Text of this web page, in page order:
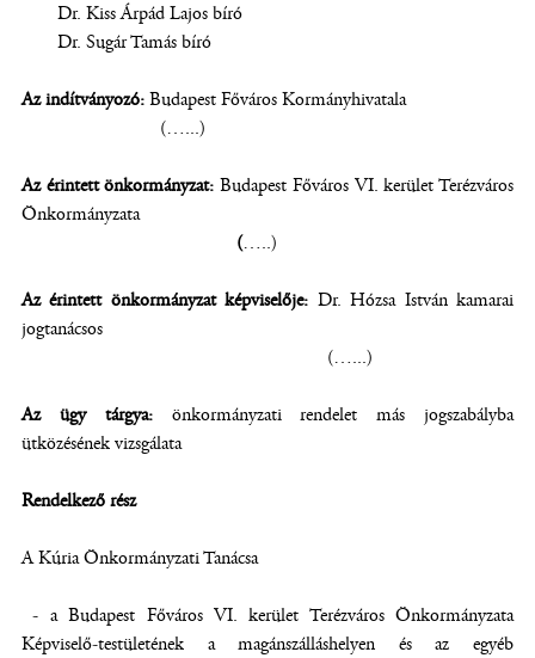
Dr. Kiss Árpád Lajos bíró
Dr. Sugár Tamás bíró
Az indítványozó:Budapest Főváros Kormányhivatala
(…...)
Az érintett önkormányzat:Budapest Főváros VI. kerület Terézváros
Önkormányzata
(…..)
Az érintett önkormányzat képviselője: Dr. Hózsa István kamarai
jogtanácsos
(…...)
Az ügy tárgya:önkormányzati rendelet más jogszabályba
ütközésének vizsgálata
Rendelkező rész
A Kúria Önkormányzati Tanácsa
- a Budapest Főváros VI. kerület Terézváros Önkormányzata
Képviselő-testületének a magánszálláshelyen és az egyéb